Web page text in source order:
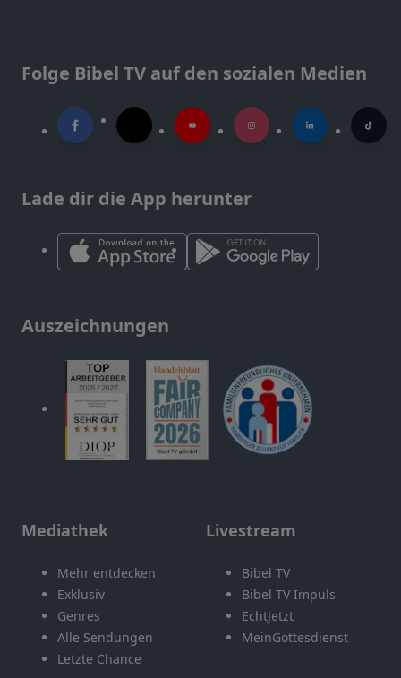
Folge Bibel TV auf den sozialen Medien
Lade dir die App herunter
Auszeichnungen
Mediathek
Mehr entdecken
Exklusiv
Genres
Alle Sendungen
Letzte Chance
Livestream
Bibel TV
Bibel TV Impuls
EchtJetzt
MeinGottesdienst